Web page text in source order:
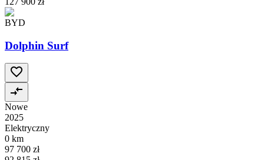
BYD
Dolphin Surf
Nowe
2025
Elektryczny
0 km
97 700 zł